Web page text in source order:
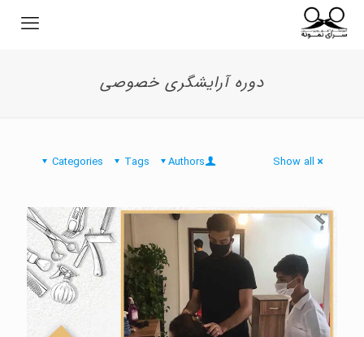
دوره آرایشگری خصوصی
Categories Tags Authors Show all